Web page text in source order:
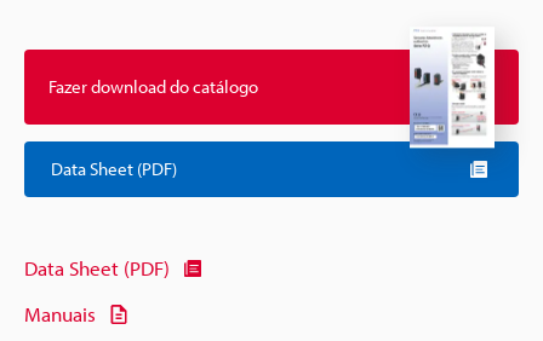
Fazer download do catálogo
Data Sheet (PDF)
Data Sheet (PDF)
Manuais